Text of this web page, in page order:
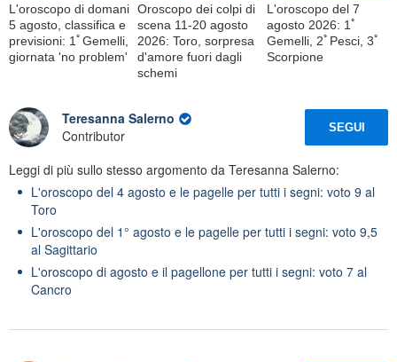
L'oroscopo di domani
5 agosto, classifica e
previsioni: 1ﾟGemelli,
giornata 'no problem'
Oroscopo dei colpi di
scena 11-20 agosto
2026: Toro, sorpresa
d'amore fuori dagli
schemi
L'oroscopo del 7
agosto 2026: 1ﾟ
Gemelli, 2ﾟPesci, 3ﾟ
Scorpione
Teresanna Salerno
Contributor
SEGUI
Leggi di più sullo stesso argomento da Teresanna Salerno:
L'oroscopo del 4 agosto e le pagelle per tutti i segni: voto 9 al
Toro
L'oroscopo del 1° agosto e le pagelle per tutti i segni: voto 9,5
al Sagittario
L'oroscopo di agosto e il pagellone per tutti i segni: voto 7 al
Cancro